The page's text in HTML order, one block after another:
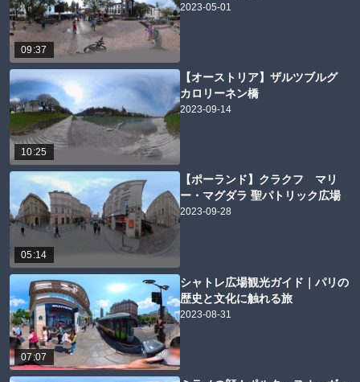
09:37
2023-05-01
10:25
【オーストリア】ザルツブルグ
カロリーネン橋
2023-09-14
05:14
【ポーランド】クラクフ マリ
ー・マグダラ 聖パトリック広場
2023-09-28
07:07
シャトレ広場観光ガイド｜パリの
歴史と文化に触れる旅
2023-08-31